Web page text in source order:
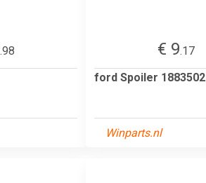
.98
€ 9.17
ford Spoiler 1883502
Winparts.nl